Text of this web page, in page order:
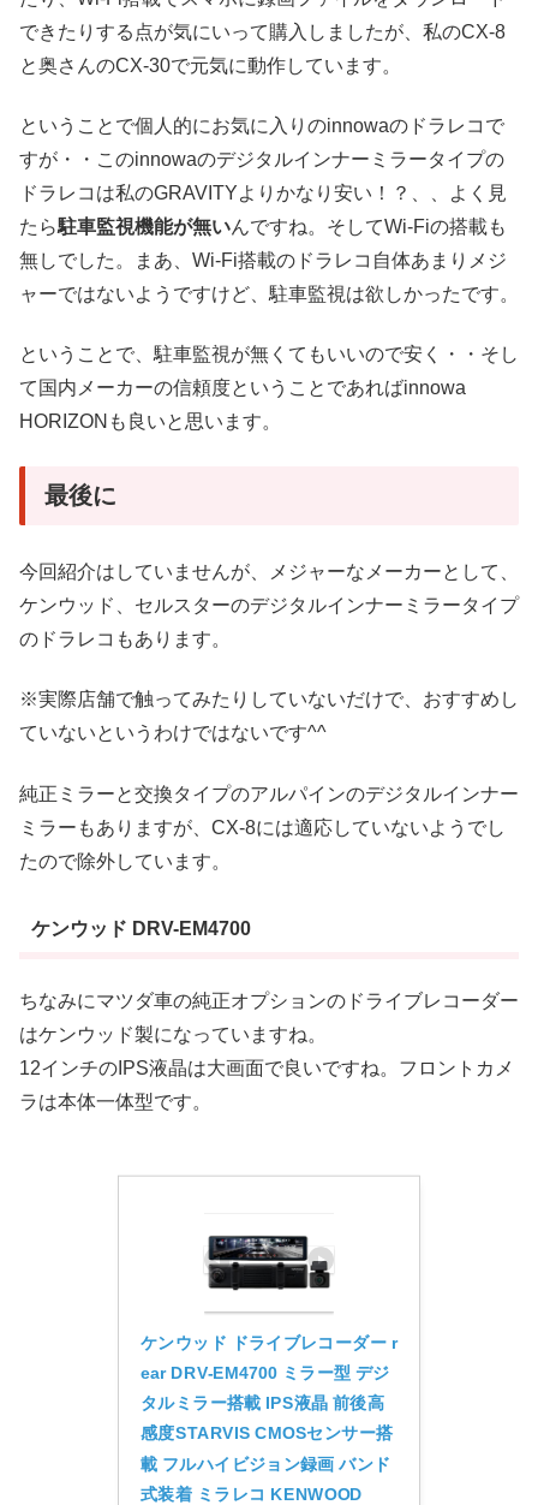
できたりする点が気にいって購入しましたが、私のCX-8
と奥さんのCX-30で元気に動作しています。
ということで個人的にお気に入りのinnowaのドラレコで
すが・・このinnowaのデジタルインナーミラータイプの
ドラレコは私のGRAVITYよりかなり安い！？、、よく見
たら駐車監視機能が無いんですね。そしてWi-Fiの搭載も
無しでした。まあ、Wi-Fi搭載のドラレコ自体あまりメジ
ャーではないようですけど、駐車監視は欲しかったです。
ということで、駐車監視が無くてもいいので安く・・そし
て国内メーカーの信頼度ということであればinnowa
HORIZONも良いと思います。
最後に
今回紹介はしていませんが、メジャーなメーカーとして、
ケンウッド、セルスターのデジタルインナーミラータイプ
のドラレコもあります。
※実際店舗で触ってみたりしていないだけで、おすすめし
ていないというわけではないです^^
純正ミラーと交換タイプのアルパインのデジタルインナー
ミラーもありますが、CX-8には適応していないようでし
たので除外しています。
ケンウッド DRV-EM4700
ちなみにマツダ車の純正オプションのドライブレコーダー
はケンウッド製になっていますね。
12インチのIPS液晶は大画面で良いですね。フロントカメ
ラは本体一体型です。
ケンウッド ドライブレコーダー r
ear DRV-EM4700 ミラー型 デジ
タルミラー搭載 IPS液晶 前後高
感度STARVIS CMOSセンサー搭
載 フルハイビジョン録画 バンド
式装着 ミラレコ KENWOOD